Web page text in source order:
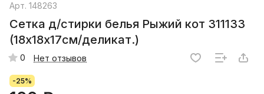
Арт. 148263
Сетка д/стирки белья Рыжий кот 311133
(18х18х17см/деликат.)
0 Нет отзывов
-25%